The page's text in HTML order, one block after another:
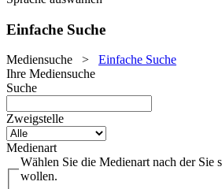
Einfache Suche
Mediensuche > Einfache Suche
Ihre Mediensuche
Suche
Zweigstelle
Medienart
Wählen Sie die Medienart nach der Sie
wollen.